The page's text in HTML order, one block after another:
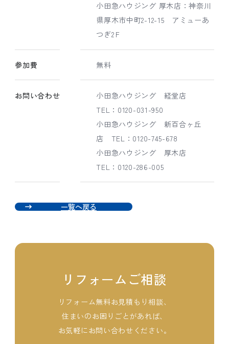
小田急ハウジング 厚木店：神奈川
県厚木市中町2-12-15 アミューあ
つぎ2Ｆ
参加費 無料
お問い合わせ
小田急ハウジング 経堂店
TEL：0120-031-950
小田急ハウジング 新百合ヶ丘
店 TEL：0120-745-678
小田急ハウジング 厚木店
TEL：0120-286-005
一覧へ戻る
リフォームご相談
リフォーム無料お見積もり相談、
住まいのお困りごとがあれば、
お気軽にお問い合わせください。